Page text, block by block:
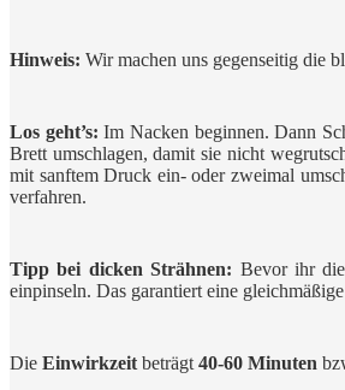
Hinweis: Wir machen uns gegenseitig die
Los geht’s: Im Nacken beginnen. Dann
Brett umschlagen, damit sie nicht
mit sanftem Druck ein- oder zweimal
verfahren.
Tipp bei dicken Strähnen: Bevor ihr
einpinseln. Das garantiert eine
Die Einwirkzeit beträgt 40-60 Minuten